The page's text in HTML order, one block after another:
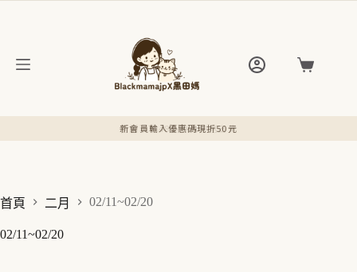
購
新會員輸入優惠碼現折50元
官網現貨48小時內快速出貨
首頁 二月 02/11~02/20
02/11~02/20